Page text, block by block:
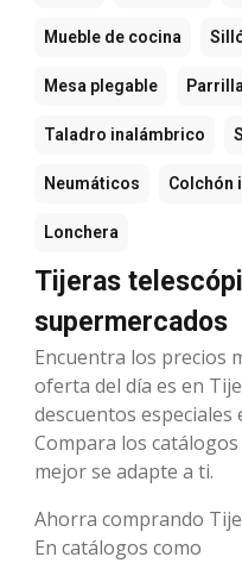
Mueble de cocina
Mesa plegable
Taladro inalámbrico
Neumáticos Colchón
Lonchera
Tijeras
supermercados
Encuentra los precios
oferta del día es en
descuentos
Compara los
mejor se adapte a ti.
Ahorra comprando
En catálogos como